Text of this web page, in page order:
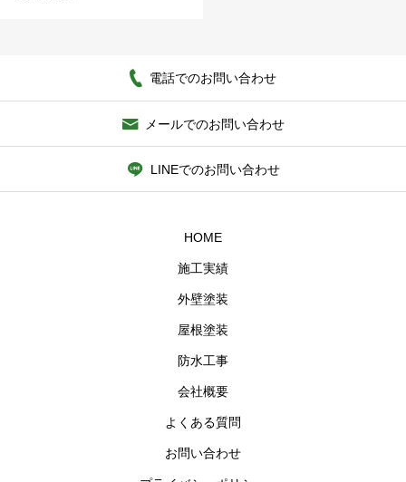
電話でのお問い合わせ
メールでのお問い合わせ
LINEでのお問い合わせ
HOME
施工実績
外壁塗装
屋根塗装
防水工事
会社概要
よくある質問
お問い合わせ